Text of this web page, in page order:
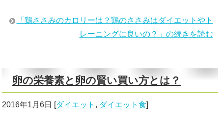
「鶏ささみのカロリーは？鶏のささみはダイエットやト
レーニングに良いの？」の続きを読む
卵の栄養素と卵の賢い買い方とは？
2016年1月6日 [ダイエット , ダイエット食]